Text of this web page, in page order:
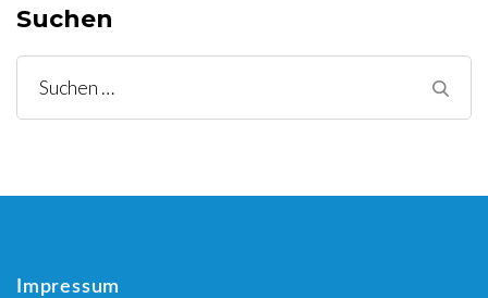
Suchen
Suchen
nach:
Impressum